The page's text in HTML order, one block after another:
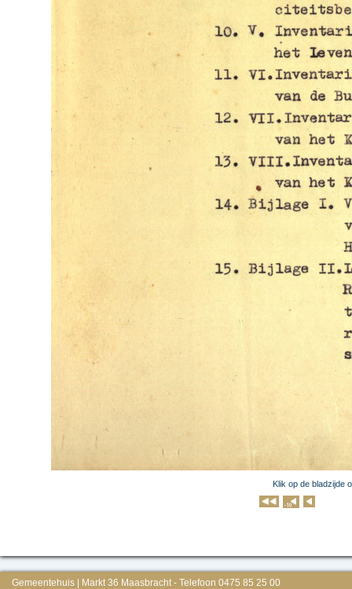
Klik op de bladzijde
Gemeentehuis | Markt 36 Maasbracht - Telefoon 0475 85 25 00